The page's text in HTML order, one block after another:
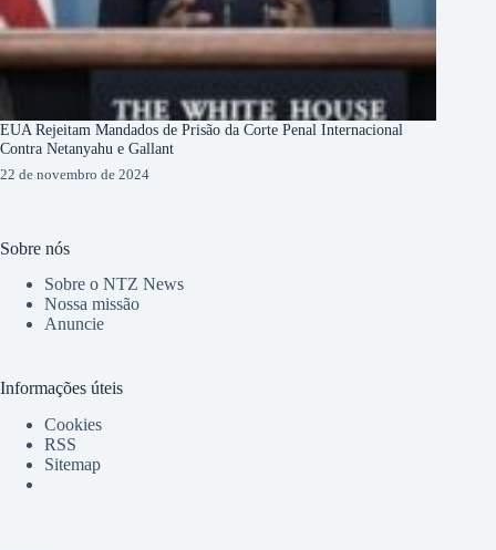
EUA Rejeitam Mandados de Prisão da Corte Penal Internacional
Contra Netanyahu e Gallant
22 de novembro de 2024
Sobre nós
Sobre o NTZ News
Nossa missão
Anuncie
Informações úteis
Cookies
RSS
Sitemap